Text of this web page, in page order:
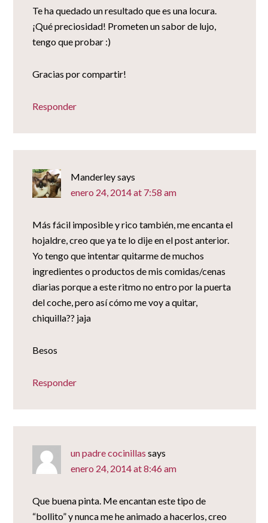
Te ha quedado un resultado que es una locura.
¡Qué preciosidad! Prometen un sabor de lujo,
tengo que probar :)
Gracias por compartir!
Responder
Manderleysays
enero 24, 2014 at 7:58 am
Más fácil imposible y rico también, me encanta el
hojaldre, creo que ya te lo dije en el post anterior.
Yo tengo que intentar quitarme de muchos
ingredientes o productos de mis comidas/cenas
diarias porque a este ritmo no entro por la puerta
del coche, pero así cómo me voy a quitar,
chiquilla?? jaja
Besos
Responder
un padre cocinillas says
enero 24, 2014 at 8:46 am
Que buena pinta. Me encantan este tipo de
“bollito” y nunca me he animado a hacerlos, creo